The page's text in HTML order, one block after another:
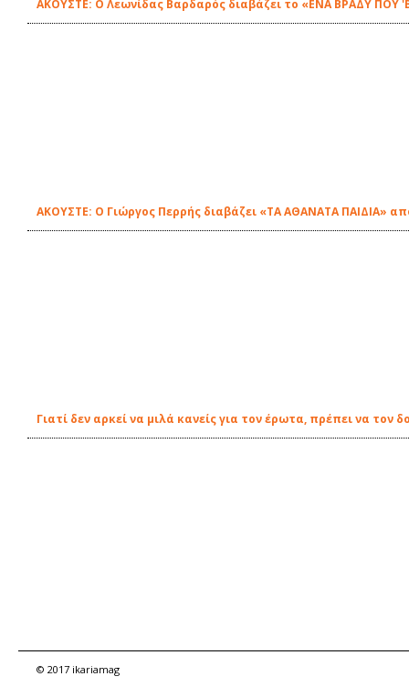
ΑΚΟΥΣΤΕ: Ο Λεωνίδας Βαρδαρός διαβάζει το «ΕΝΑ ΒΡΑΔΥ ΠΟΥ
ΑΚΟΥΣΤΕ: Ο Γιώργος Περρής διαβάζει «ΤΑ ΑΘΑΝΑΤΑ ΠΑΙΔΙΑ»
Γιατί δεν αρκεί να μιλά κανείς για τον έρωτα, πρέπει να τον
© 2017 ikariamag